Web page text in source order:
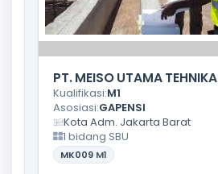
PT. MEISO UTAMA TEHNIKA
Kualifikasi:M1
Asosiasi:GAPENSI
Kota Adm. Jakarta Barat
1 bidang SBU
MK009 M1